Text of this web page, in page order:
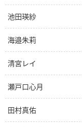
池田瑛紗
海邉朱莉
清宮レイ
瀬戸口心月
田村真佑